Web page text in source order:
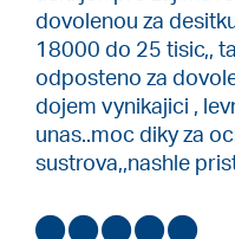
dovolenou za
18000 do 25 tisic,,
odposteno za
dojem vynikajici ,
unas..moc diky za
sustrova,,nashle